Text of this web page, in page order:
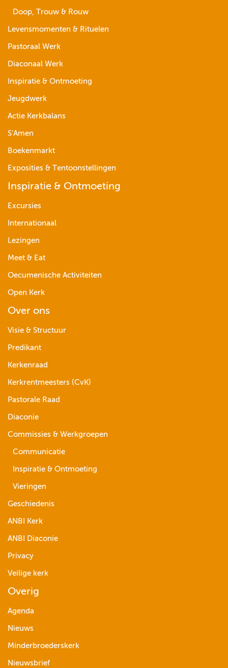
Doop, Trouw & Rouw
Levensmomenten & Rituelen
Pastoraal Werk
Diaconaal Werk
Inspiratie & Ontmoeting
Jeugdwerk
Actie Kerkbalans
S’Amen
Boekenmarkt
Exposities & Tentoonstellingen
Inspiratie & Ontmoeting
Excursies
Internationaal
Lezingen
Meet & Eat
Oecumenische Activiteiten
Open Kerk
Over ons
Visie & Structuur
Predikant
Kerkenraad
Kerkrentmeesters (CvK)
Pastorale Raad
Diaconie
Commissies & Werkgroepen
Communicatie
Inspiratie & Ontmoeting
Vieringen
Geschiedenis
ANBI Kerk
ANBI Diaconie
Privacy
Veilige kerk
Overig
Agenda
Nieuws
Minderbroederskerk
Nieuwsbrief